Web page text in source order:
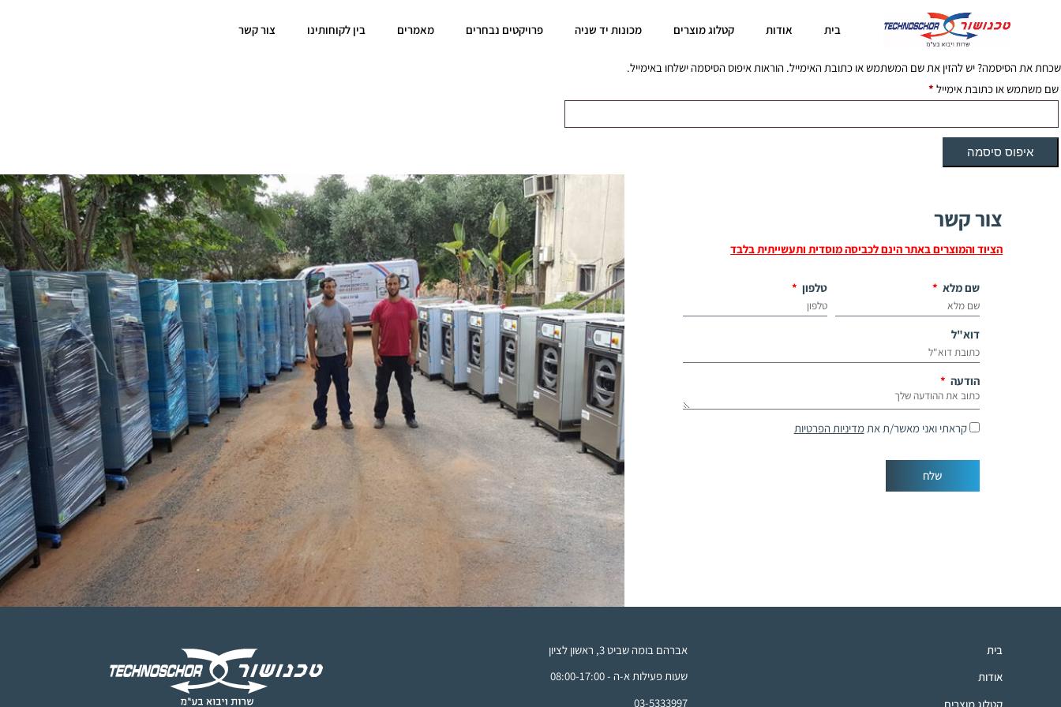
בית אודות קטלוג מוצרים מכונות יד שניה פרויקטים נבחרים מאמרים בין לקוחותינו צור קשר
שכחת את הסיסמה? יש להזין את שם המשתמש או כתובת האימייל. הוראות איפוס הסיסמה ישלחו באימייל.
שם משתמש או כתובת אימייל *
איפוס סיסמה
צור קשר
הציוד והמוצרים באתר הינם לכביסה מוסדית ותעשייתית בלבד
שם מלא טלפון
דוא"ל
הודעה
קראתי ואני מאשר/ת אתמדיניות הפרטיות
שלח
בית
אודות
אברהם בומה שביט 3, ראשון לציון
שעות פעילות א-ה - 08:00-17:00
03-5333997